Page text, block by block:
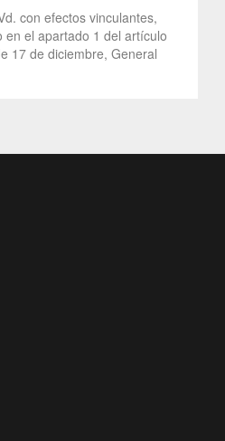
con efectos vinculantes,
en el apartado 1 del artículo
17 de diciembre, General